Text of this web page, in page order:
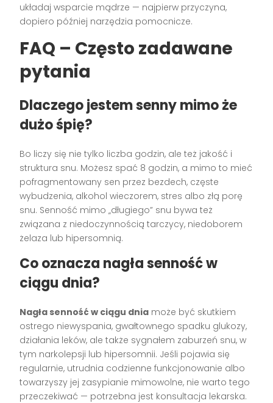
układaj wsparcie mądrze — najpierw przyczyna,
dopiero później narzędzia pomocnicze.
FAQ – Często zadawane
pytania
Dlaczego jestem senny mimo że
dużo śpię?
Bo liczy się nie tylko liczba godzin, ale też jakość i
struktura snu. Możesz spać 8 godzin, a mimo to mieć
pofragmentowany sen przez bezdech, częste
wybudzenia, alkohol wieczorem, stres albo złą porę
snu. Senność mimo „długiego” snu bywa też
związana z niedoczynnością tarczycy, niedoborem
żelaza lub hipersomnią.
Co oznacza nagła senność w
ciągu dnia?
Nagła senność w ciągu dnia może być skutkiem
ostrego niewyspania, gwałtownego spadku glukozy,
działania leków, ale także sygnałem zaburzeń snu, w
tym narkolepsji lub hipersomnii. Jeśli pojawia się
regularnie, utrudnia codzienne funkcjonowanie albo
towarzyszy jej zasypianie mimowolne, nie warto tego
przeczekiwać — potrzebna jest konsultacja lekarska.